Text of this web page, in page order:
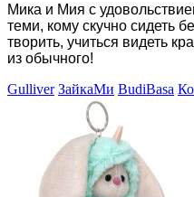
Мика и Мия с
теми, кому скучно сидеть
творить, учиться видеть
из обычного!
Gulliver ЗайкаМи BudiBasa